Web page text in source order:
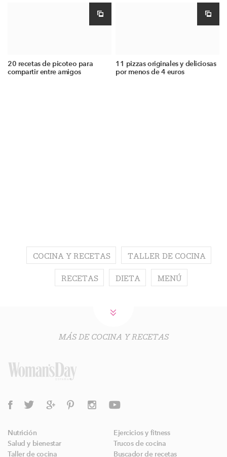
20 recetas de picoteo para
compartir entre amigos
11 pizzas originales y deliciosas
por menos de 4 euros
COCINA Y RECETAS TALLER DE COCINA
RECETAS DIETA MENÚ
MÁS DE COCINA Y RECETAS
Nutrición
Ejercicios y fitness
Salud y bienestar
Trucos de cocina
Taller de cocina
Buscador de recetas